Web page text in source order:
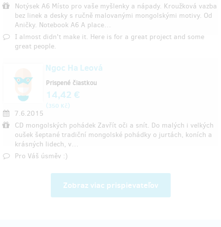
Notýsek A6 Místo pro vaše myšlenky a nápady. Kroužková vazba
bez linek a desky s ručně malovanými mongolskými motivy. Od
Aničky. Notebook A6 A place…
I almost didn't make it. Here is for a great project and some
great people.
Ngoc Ha Leová
7.6.2015
CD mongolských pohádek Zavřít oči a snít. Do malých i velkých
oušek šeptané tradiční mongolské pohádky o jurtách, koních a
krásných lidech, v…
Pro Váš úsměv :)
Prispené čiastkou
14,42 €
(350 Kč)
Zobraz viac prispievateľov